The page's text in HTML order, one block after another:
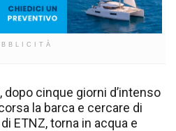
dopo cinque giorni d’intenso
la barca e cercare di
ETNZ, torna in acqua e